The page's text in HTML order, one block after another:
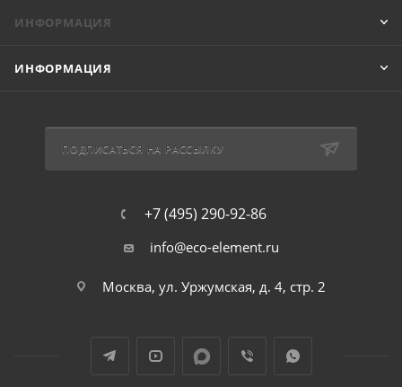
ИНФОРМАЦИЯ
ИНФОРМАЦИЯ
ПОДПИСАТЬСЯ НА РАССЫЛКУ
+7 (495) 290-92-86
info@eco-element.ru
Москва, ул. Уржумская, д. 4, стр. 2